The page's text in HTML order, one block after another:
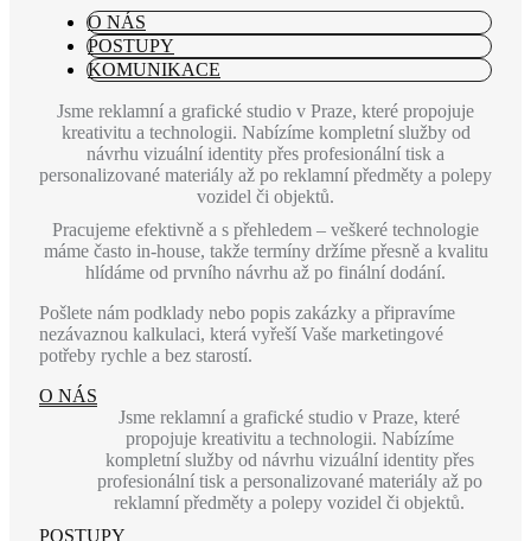
O NÁS
POSTUPY
KOMUNIKACE
Jsme reklamní a grafické studio v Praze, které propojuje
kreativitu a technologii. Nabízíme kompletní služby od
návrhu vizuální identity přes profesionální tisk a
personalizované materiály až po reklamní předměty a polepy
vozidel či objektů.
Pracujeme efektivně a s přehledem – veškeré technologie
máme často in-house, takže termíny držíme přesně a kvalitu
hlídáme od prvního návrhu až po finální dodání.
Pošlete nám podklady nebo popis zakázky a připravíme
nezávaznou kalkulaci, která vyřeší Vaše marketingové
potřeby rychle a bez starostí.
O NÁS
Jsme reklamní a grafické studio v Praze, které
propojuje kreativitu a technologii. Nabízíme
kompletní služby od návrhu vizuální identity přes
profesionální tisk a personalizované materiály až po
reklamní předměty a polepy vozidel či objektů.
POSTUPY